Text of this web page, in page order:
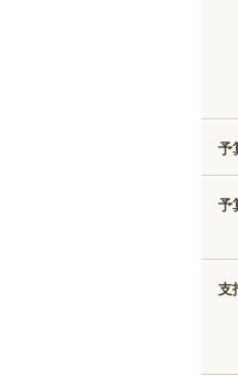
予
予
支